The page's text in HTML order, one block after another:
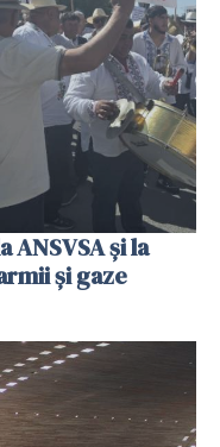
și la
și gaze